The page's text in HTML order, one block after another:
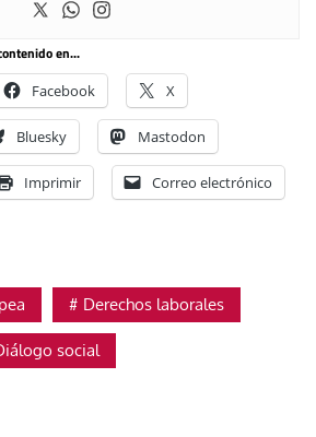
en...
Facebook X
Bluesky Mastodon
Imprimir Correo electrónico
Derechos laborales
social